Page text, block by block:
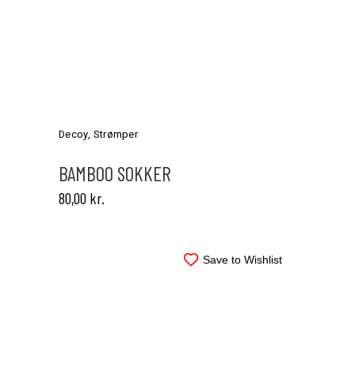
varianter.
Mulighederne
kan
Decoy, Strømper
BAMBOO SOKKER
80,00 kr.
Save to Wishlist